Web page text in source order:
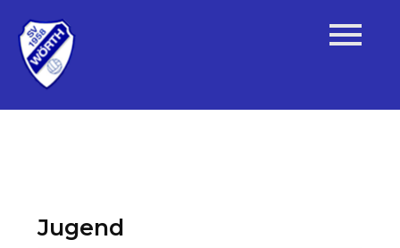
Jugend